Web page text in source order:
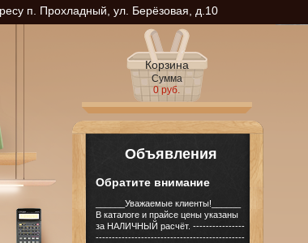
п. Прохладный, ул. Берёзовая, д.10
Корзина
Сумма
0 руб.
Объявления
Обратите внимание
______Уважаемые клиенты!______
В каталоге и прайсе цены указаны
за НАЛИЧНЫЙ расчёт. ----------------
----------------------------------------------